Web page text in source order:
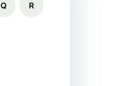
Q R